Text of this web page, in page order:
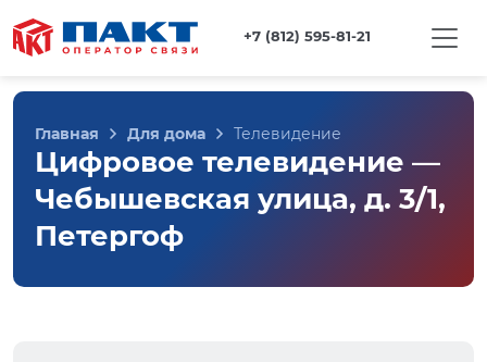
+7 (812) 595-81-21
Главная Для дома Телевидение
Цифровое телевидение —
Чебышевская улица, д. 3/1,
Петергоф